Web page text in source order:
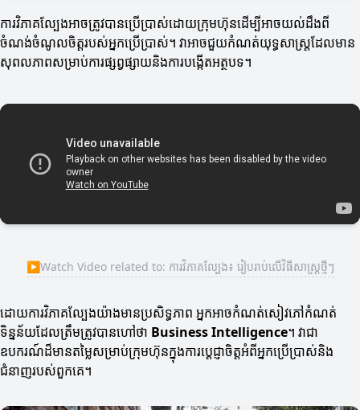
ការវិភាគល្បែងអាចត្រូវបានប្រើប្រាស់ដោយក្រុមហ៊ុនដើម្បីអាចយល់ដឹងពី
ចំណង់ចំណូលចិត្តរបស់អ្នកប្រើប្រាស់។ វាអាចជួយកំណត់យុទ្ធសាស្ត្រដែលមាន
សុពលភាពសម្រាប់ការផ្សព្វផ្សាយនិងការបង្កើតអត្ថបទ។
▶Watch Video related to: ការវិភាគល្បែង៖ រៀបរាប់លើវិធីសាស្ត្រថ្មីៗ
ដោយការវិភាគល្បែងយ៉ាងមានប្រសិទ្ធភាព អ្នកអាចកំណត់សៀវភៅកំណត់
ទិន្នន័យដែលត្រឹមត្រូវបានហៅថា Business Intelligence។ វាជា
ឧបករណ៍ដ៏មានតម្លៃសម្រាប់ក្រុមហ៊ុនក្នុងការប្តេជ្ញាចិត្តអំពីអ្នកប្រើប្រាស់និង
ជំនាញរបស់ពួកគេ។